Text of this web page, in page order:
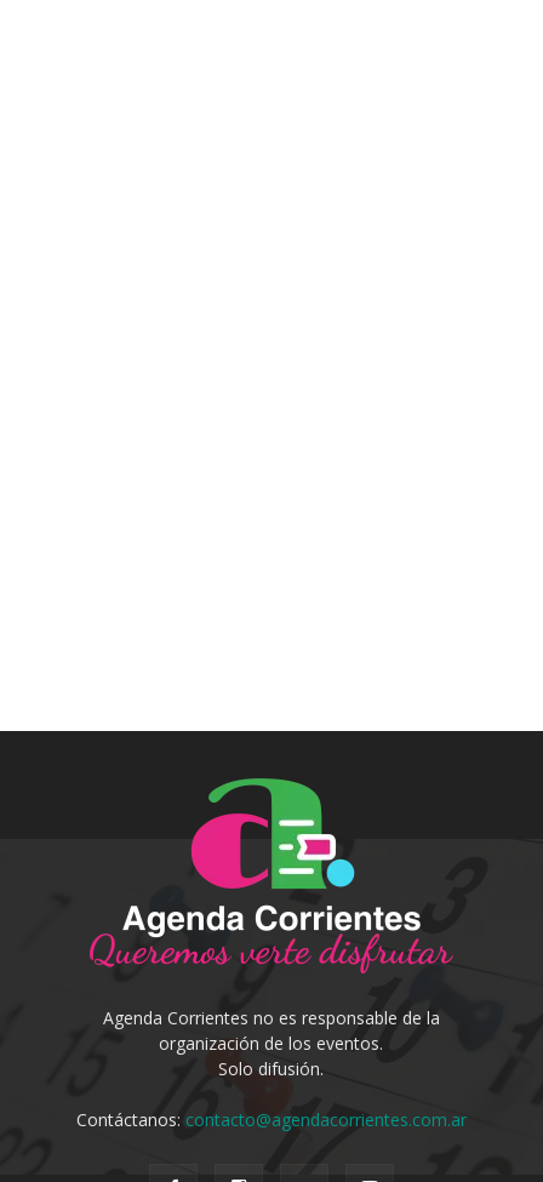
Agenda Corrientes no es responsable de la
organización de los eventos.
Solo difusión.
Contáctanos: contacto@agendacorrientes.com.ar